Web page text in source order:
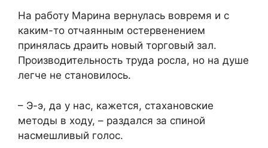
На работу Марина вернулась вовремя и с
каким-то отчаянным остервенением
принялась драить новый торговый зал.
Производительность труда росла, но на душе
легче не становилось.
– Э-э, да у нас, кажется, стахановские
методы в ходу, – раздался за спиной
насмешливый голос.